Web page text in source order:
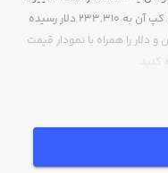
قیمت کراون طی 24 ساعت اخیر 0% بوده و مارکت کپ آن به 233,310 دلار رسیده
را همراه با نمودار قیمت